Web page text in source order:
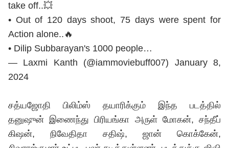
take off..💥
• Out of 120 days shoot, 75 days were spent for
Action alone..🔥
• Dilip Subbarayan's 1000 people…
— Laxmi Kanth (@iammoviebuff007) January 8,
2024
சத்யஜோதி பிலிம்ஸ் தயாரிக்கும் இந்த படத்தில்
தனுஷுன் இணைந்து பிரியங்கா அருள் மோகன், சந்தீப்
கிஷன், நிவேதிதா சதிஷ், ஜான் கொக்கேன்,